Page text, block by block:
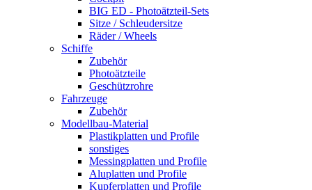
BIG ED - Photoätzteil-Sets
Sitze / Schleudersitze
Räder / Wheels
Schiffe
Zubehör
Photoätzteile
Geschützrohre
Fahrzeuge
Zubehör
Modellbau-Material
Plastikplatten und Profile
sonstiges
Messingplatten und Profile
Aluplatten und Profile
Kupferplatten und Profile